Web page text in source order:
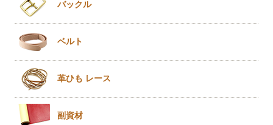
バックル
ベルト
革ひも レース
副資材